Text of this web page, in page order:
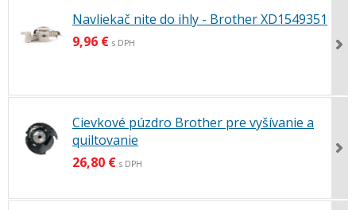
Navliekač nite do ihly - Brother XD1549351
9,96 € s DPH
Cievkové púzdro Brother pre vyšívanie a
quiltovanie
26,80 € s DPH